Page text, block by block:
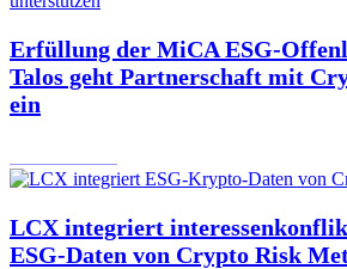
Erfüllung der MiCA ESG-
Talos geht Partnerschaft mit
ein
LCX integriert
ESG-Daten von Crypto Risk